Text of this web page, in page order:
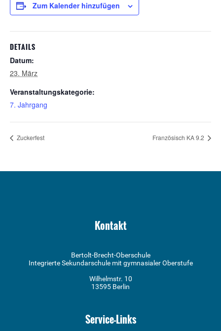
Zum Kalender hinzufügen
DETAILS
Datum:
23. März
Veranstaltungskategorie:
7. Jahrgang
Zuckerfest Französisch KA 9.2
Kontakt
Bertolt-Brecht-Oberschule
Integrierte Sekundarschule mit gymnasialer Oberstufe
Wilhelmstr. 10
13595 Berlin
Service-Links